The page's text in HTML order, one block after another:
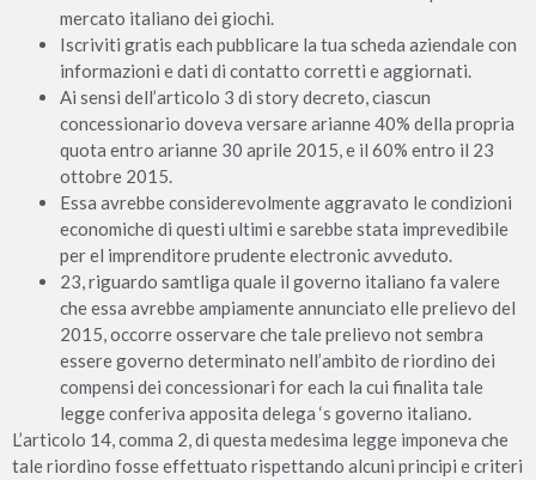
mercato italiano dei giochi.
Iscriviti gratis each pubblicare la tua scheda aziendale con
informazioni e dati di contatto corretti e aggiornati.
Ai sensi dell’articolo 3 di story decreto, ciascun
concessionario doveva versare arianne 40% della propria
quota entro arianne 30 aprile 2015, e il 60% entro il 23
ottobre 2015.
Essa avrebbe considerevolmente aggravato le condizioni
economiche di questi ultimi e sarebbe stata imprevedibile
per el imprenditore prudente electronic avveduto.
23, riguardo samtliga quale il governo italiano fa valere
che essa avrebbe ampiamente annunciato elle prelievo del
2015, occorre osservare che tale prelievo not sembra
essere governo determinato nell’ambito de riordino dei
compensi dei concessionari for each la cui finalita tale
legge conferiva apposita delega ‘s governo italiano.
L’articolo 14, comma 2, di questa medesima legge imponeva che
tale riordino fosse effettuato rispettando alcuni principi e criteri